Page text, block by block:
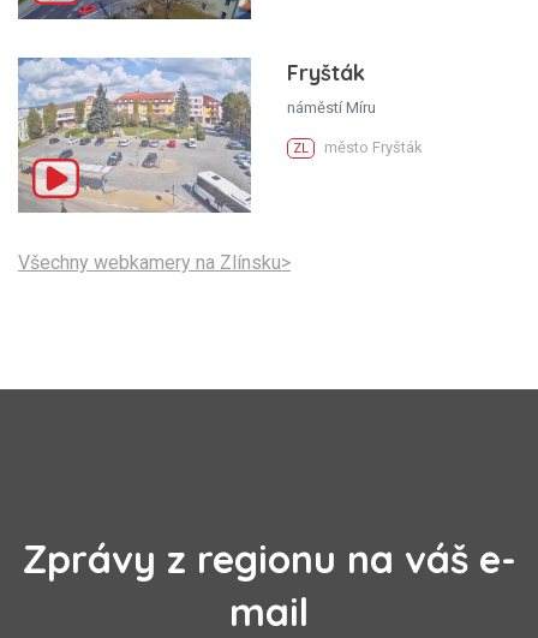
Fryšták
náměstí Míru
ZL město Fryšták
Všechny webkamery na Zlínsku>
Zprávy z regionu na váš e-
mail